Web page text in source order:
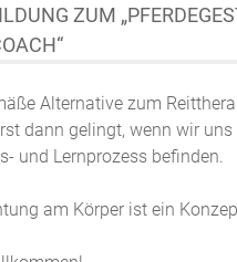
ZUM
Alternative zum
dann gelingt, wenn wir
und Lernprozess befinden.
am Körper ist ein